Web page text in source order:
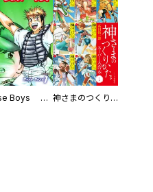
Base Boys 新装版 神さまのつくりかた。スーパー大合本